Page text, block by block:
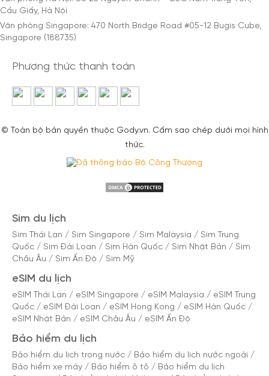
Cầu Giấy, Hà Nội
Văn phòng Singapore: 470 North Bridge Road #05-12 Bugis Cube,
Singapore (188735)
Phương thức thanh toán
© Toàn bộ bản quyền thuộc Gody.vn. Cấm sao chép dưới mọi hình
thức.
Sim du lịch
Sim Thái Lan / Sim Singapore / Sim Malaysia / Sim Trung
Quốc / Sim Đài Loan / Sim Hàn Quốc / Sim Nhật Bản / Sim
Châu Âu / Sim Ấn Độ / Sim Mỹ
eSIM du lịch
eSIM Thái Lan / eSIM Singapore / eSIM Malaysia / eSIM Trung
Quốc / eSIM Đài Loan / eSIM Hong Kong / eSIM Hàn Quốc /
eSIM Nhật Bản / eSIM Châu Âu / eSIM Ấn Độ
Bảo hiểm du lịch
Bảo hiểm du lịch trong nước / Bảo hiểm du lịch nước ngoài /
Bảo hiểm xe máy / Bảo hiểm ô tô / Bảo hiểm du lịch